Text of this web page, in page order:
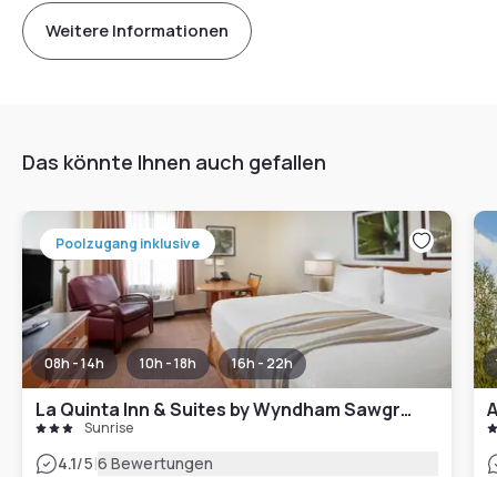
Weitere Informationen
Das könnte Ihnen auch gefallen
Poolzugang inklusive
08h - 14h 10h - 18h 16h - 22h
La Quinta Inn & Suites by Wyndham Sawgrass
Sunrise
4.1/5|6 Bewertungen